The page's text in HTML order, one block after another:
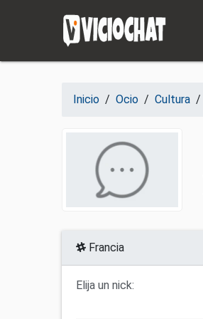
Inicio / Ocio / Cultura /
Francia
Elija un nick: